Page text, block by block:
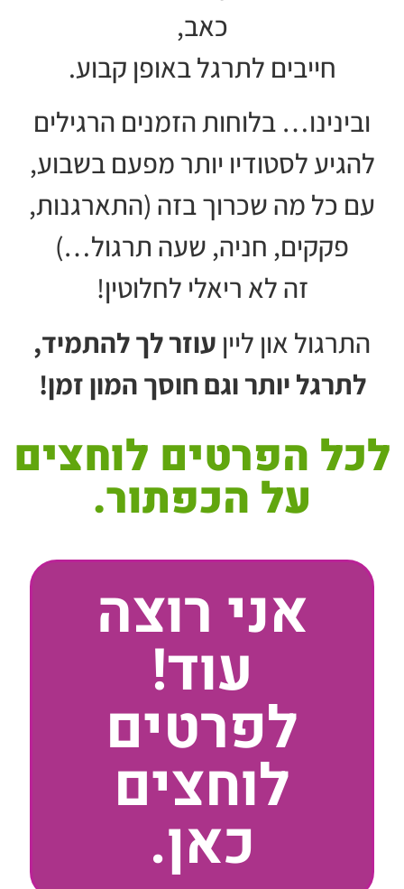
כאב,
חייבים לתרגל באופן קבוע.
ובינינו… בלוחות הזמנים הרגילים
להגיע לסטודיו יותר מפעם בשבוע,
עם כל מה שכרוך בזה (התארגנות,
פקקים, חניה, שעה תרגול…)
זה לא ריאלי לחלוטין!
התרגול און ליין עוזר לך להתמיד,
לתרגל יותר וגם חוסך המון זמן!
לכל הפרטים לוחצים
על הכפתור.
אני רוצה
עוד!
לפרטים
לוחצים
כאן.